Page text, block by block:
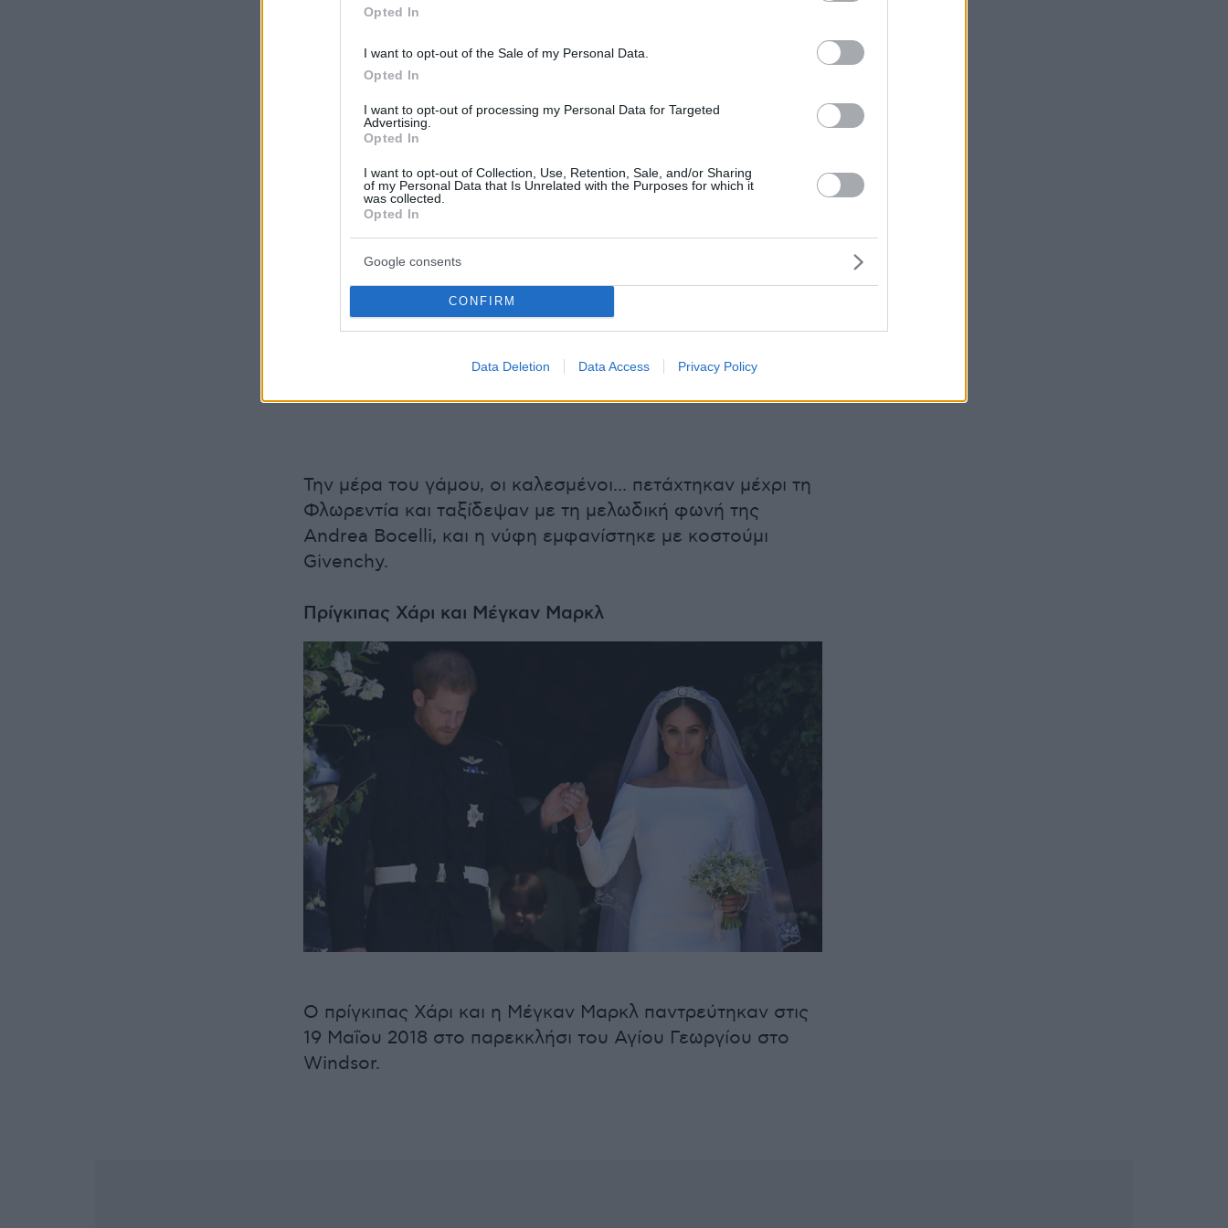
Opted In
I want to opt-out of the Sale of my Personal Data.
Opted In
I want to opt-out of processing my Personal Data for Targeted
Advertising.
Opted In
I want to opt-out of Collection, Use, Retention, Sale, and/or Sharing
of my Personal Data that Is Unrelated with the Purposes for which it
was collected.
Opted In
Google consents
CONFIRM
Data Deletion Data Access Privacy Policy
Ωστόσο, στη δεξίωση που ακολούθησε η Κιμ προτίμησε
Την μέρα του γάμου, οι καλεσμένοι... πετάχτηκαν μέχρι τη
Φλωρεντία και ταξίδεψαν με τη μελωδική φωνή της
Andrea Bocelli, και η νύφη εμφανίστηκε με κοστούμι
Givenchy.
Πρίγκιπας Χάρι και Μέγκαν Μαρκλ
Ο πρίγκιπας Χάρι και η Μέγκαν Μαρκλ παντρεύτηκαν στις
19 Μαΐου 2018 στο παρεκκλήσι του Αγίου Γεωργίου στο
Windsor.